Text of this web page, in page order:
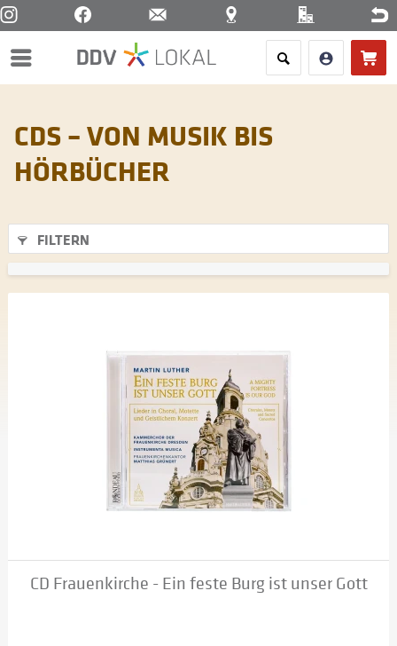
Menü
CDS – VON MUSIK BIS
HÖRBÜCHER
FILTERN
CD Frauenkirche - Ein feste Burg ist unser Gott